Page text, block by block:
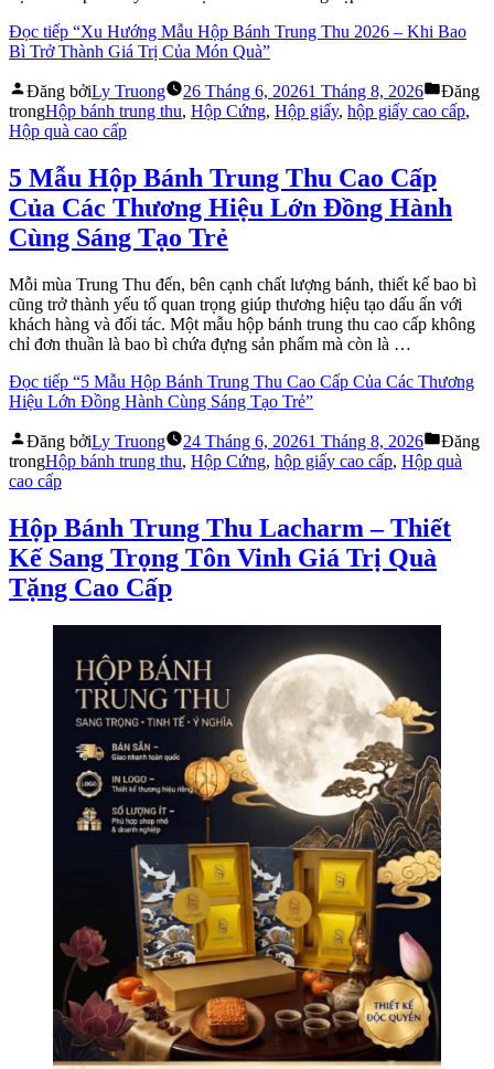
Đọc tiếp “Xu Hướng Mẫu Hộp Bánh Trung Thu 2026 – Khi Bao
Bì Trở Thành Giá Trị Của Món Quà”
Đăng bởiLy Truong 26 Tháng 6, 20261 Tháng 8, 2026
Đăng
trongHộp bánh trung thu, Hộp Cứng, Hộp giấy, hộp giấy cao cấp,
Hộp quà cao cấp
5 Mẫu Hộp Bánh Trung Thu Cao Cấp
Của Các Thương Hiệu Lớn Đồng Hành
Cùng Sáng Tạo Trẻ
Mỗi mùa Trung Thu đến, bên cạnh chất lượng bánh, thiết kế bao bì
cũng trở thành yếu tố quan trọng giúp thương hiệu tạo dấu ấn với
khách hàng và đối tác. Một mẫu hộp bánh trung thu cao cấp không
chỉ đơn thuần là bao bì chứa đựng sản phẩm mà còn là …
Đọc tiếp “5 Mẫu Hộp Bánh Trung Thu Cao Cấp Của Các Thương
Hiệu Lớn Đồng Hành Cùng Sáng Tạo Trẻ”
Đăng bởiLy Truong 24 Tháng 6, 20261 Tháng 8, 2026
Đăng
trongHộp bánh trung thu, Hộp Cứng, hộp giấy cao cấp, Hộp quà
cao cấp
Hộp Bánh Trung Thu Lacharm – Thiết
Kế Sang Trọng Tôn Vinh Giá Trị Quà
Tặng Cao Cấp